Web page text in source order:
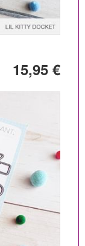
15,95 €